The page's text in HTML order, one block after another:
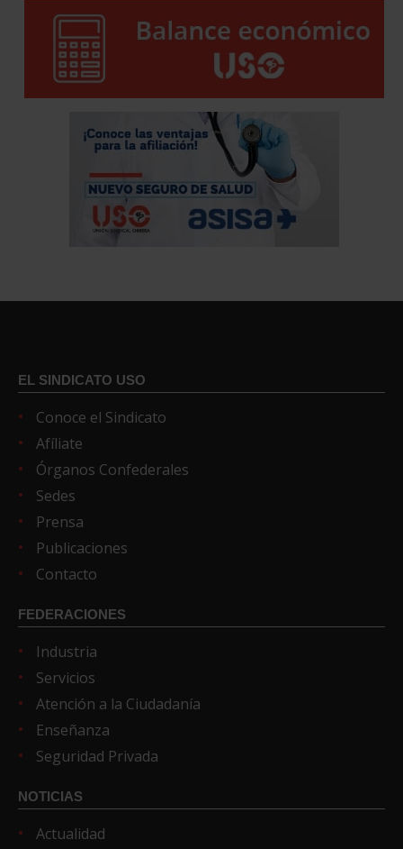
EL SINDICATO USO
Conoce el Sindicato
Afíliate
Órganos Confederales
Sedes
Prensa
Publicaciones
Contacto
FEDERACIONES
Industria
Servicios
Atención a la Ciudadanía
Enseñanza
Seguridad Privada
NOTICIAS
Actualidad